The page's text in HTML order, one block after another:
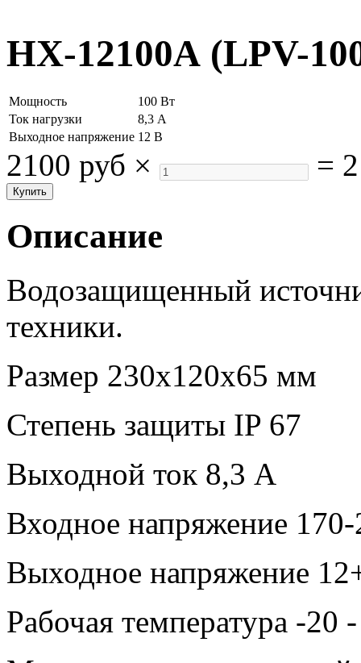
HX-12100А (LPV-
Мощность
100 Вт
Ток нагрузки
8,3 А
Выходное напряжение 12 В
2100 руб × =
Описание
Водозащищенный
техники.
Размер 230x120x65 мм
Степень защиты IP 67
Выходной ток 8,3 А
Входное напряжение
Выходное напряжение
Рабочая температура -20